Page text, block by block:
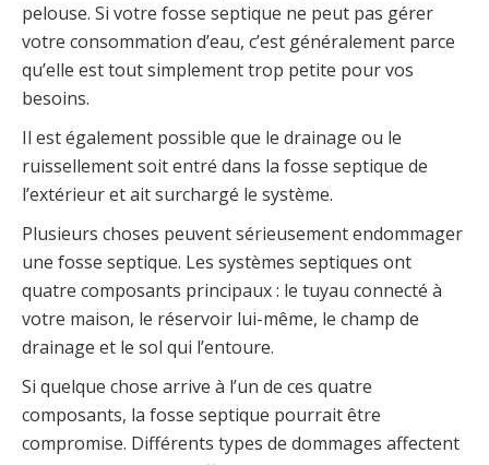
pelouse. Si votre fosse septique ne peut pas gérer
votre consommation d’eau, c’est généralement parce
qu’elle est tout simplement trop petite pour vos
besoins.
Il est également possible que le drainage ou le
ruissellement soit entré dans la fosse septique de
l’extérieur et ait surchargé le système.
Plusieurs choses peuvent sérieusement endommager
une fosse septique. Les systèmes septiques ont
quatre composants principaux : le tuyau connecté à
votre maison, le réservoir lui-même, le champ de
drainage et le sol qui l’entoure.
Si quelque chose arrive à l’un de ces quatre
composants, la fosse septique pourrait être
compromise. Différents types de dommages affectent